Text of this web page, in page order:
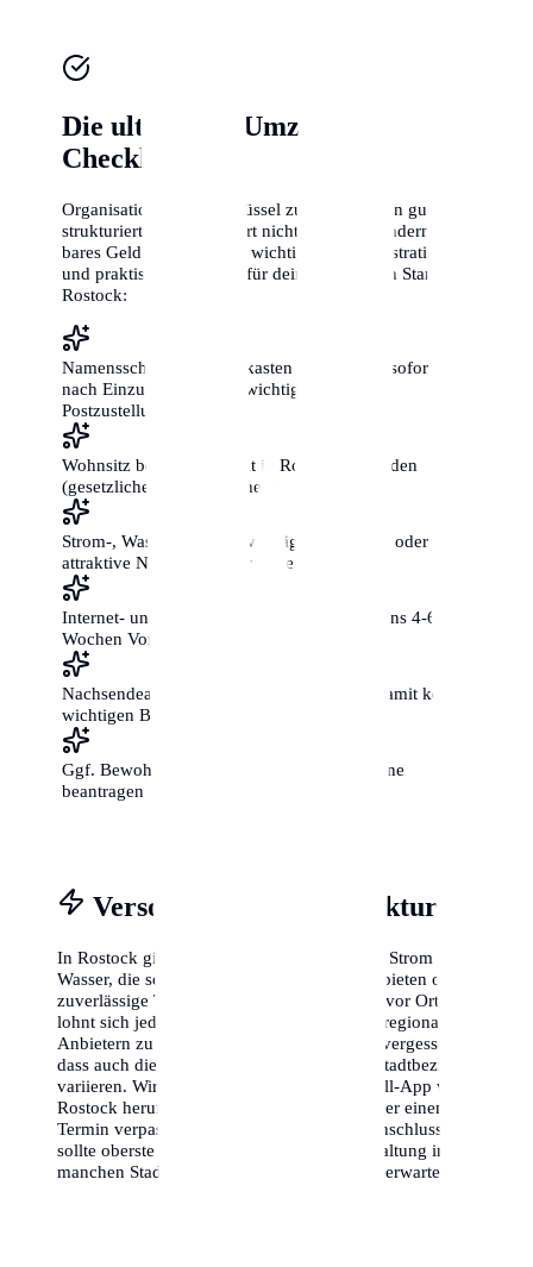
Die ultimative Umzugs-
Checkliste
Organisation ist der Schlüssel zum Erfolg. Ein gut
strukturierter Umzug spart nicht nur Zeit, sondern auch
bares Geld. Hier sind die wichtigsten administrativen
und praktischen Schritte für deinen perfekten Start in
Rostock:
Namensschilder an Briefkasten und Klingel sofort
nach Einzug anbringen (wichtig für die
Postzustellung!)
Wohnsitz beim Bürgeramt in Rostock anmelden
(gesetzliche Frist: 2 Wochen)
Strom-, Wasser- und Gasverträge ummelden oder
attraktive Neukunden-Tarife vergleichen
Internet- und Telefonanschluss mit mindestens 4-6
Wochen Vorlauf beantragen
Nachsendeauftrag bei der Post einrichten, damit keine
wichtigen Briefe verloren gehen
Ggf. Bewohnerparkausweis für die neue Zone
beantragen
Versorgung & Infrastruktur
In Rostock gibt es oft regionale Anbieter für Strom und
Wasser, die sogenannten Stadtwerke. Diese bieten oft
zuverlässige Tarife und einen guten Service vor Ort. Es
lohnt sich jedoch immer, die Preise mit überregionalen
Anbietern zu vergleichen. Viele Neubürger vergessen,
dass auch die Müllabfuhr-Termine je nach Stadtbezirk
variieren. Wir empfehlen, die offizielle Abfall-App von
Rostock herunterzuladen, damit du nie wieder einen
Termin verpasst. Auch das Thema Internetanschluss
sollte oberste Priorität haben, da die Freischaltung in
manchen Stadtteilen länger dauern kann als erwartet.